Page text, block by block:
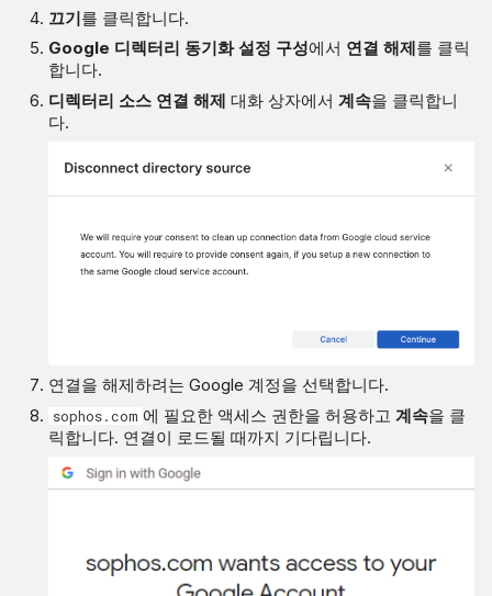
끄기를 클릭합니다.
Google 디렉터리 동기화 설정 구성에서 연결 해제를 클릭
합니다.
디렉터리 소스 연결 해제 대화 상자에서계속을 클릭합니
다.
연결을 해제하려는 Google 계정을 선택합니다.
sophos.com 에 필요한 액세스 권한을 허용하고 계속을 클
릭합니다. 연결이 로드될 때까지 기다립니다.